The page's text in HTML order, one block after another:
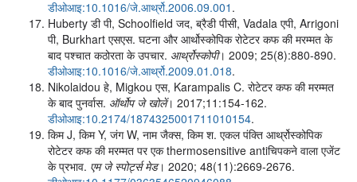
डीओआइ:10.1016/जे.आर्थ्रो.2006.09.001 .
Huberty डी पी, Schoolfield जद, ब्रैडी पीसी, Vadala एपी, Arrigoni
पी, Burkhart एसएस. घटना और आर्थोस्कोपिक रोटेटर कफ की मरम्मत के
बाद पश्चात कठोरता के उपचार. आर्थ्रोस्कोपी। 2009; 25(8):880-890.
डीओआइ:10.1016/जे.आर्थ्रो.2009.01.018.
Nikolaidou हे, Migkou एस, Karampalis C. रोटेटर कफ की मरम्मत
के बाद पुनर्वास. ऑर्थोप जे खोलें। 2017;11:154-162.
डीओआइ:10.2174/1874325001711010154.
किम J, किम Y, जंग W, नाम जैक्स, किम श. एकल पंक्ति आर्थ्रोस्कोपिक
रोटेटर कफ की मरम्मत पर एक thermosensitive antiचिपकने वाला एजेंट
के प्रभाव. एम जे स्पोर्ट्स मेड। 2020; 48(11):2669-2676.